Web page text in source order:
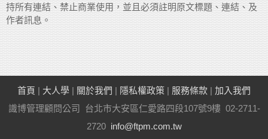
持所有連結、禁止商業使用，並且必須註明原文標題、連結、及
作者訊息。
首頁 | 大人學 | 關於我們 | 隱私權政策 | 服務條款 | 加入我們
識博管理顧問公司 台北市大安區仁愛路四段107號9樓 02-2711-
2720 info@ftpm.com.tw